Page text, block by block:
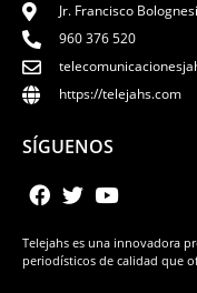
Jr. Francisco
960 376 520
https://telejahs.com
SÍGUENOS
Telejahs es una innovadora
periodísticos de calidad que